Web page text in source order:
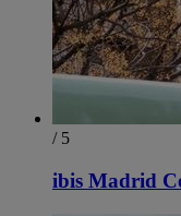
/ 5
ibis Madrid